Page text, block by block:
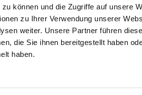
zu können und die Zugriffe auf unsere
zu Ihrer Verwendung unserer
weiter. Unsere Partner führen
die Sie ihnen bereitgestellt haben
haben.